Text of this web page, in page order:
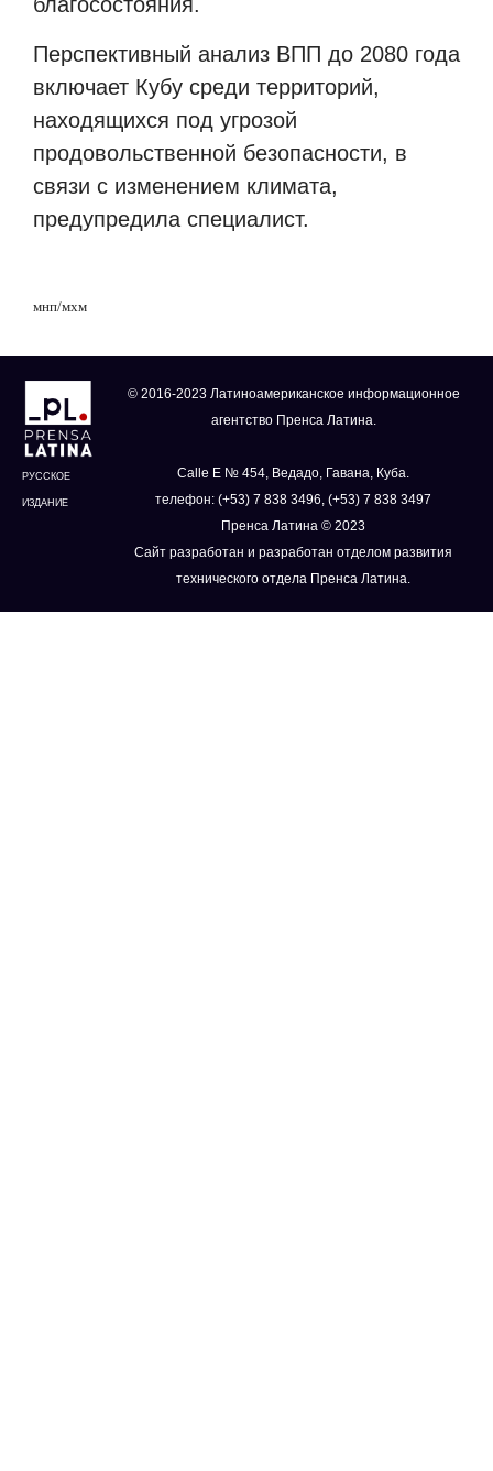
Перспективный анализ ВПП до 2080 года
включает Кубу среди территорий,
находящихся под угрозой
продовольственной безопасности, в
связи с изменением климата,
предупредила специалист.
мнп/мхм
РУССКОЕ
ИЗДАНИЕ
© 2016-2023 Латиноамериканское информационное
агентство Пренса Латина.
Calle E № 454, Ведадо, Гавана, Куба.
телефон: (+53) 7 838 3496, (+53) 7 838 3497
Пренса Латина © 2023
Сайт разработан и разработан отделом развития
технического отдела Пренса Латина.